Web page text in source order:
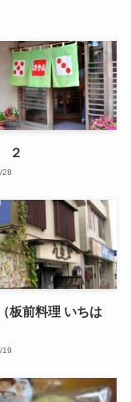
２
28
板前料理 いちは
19